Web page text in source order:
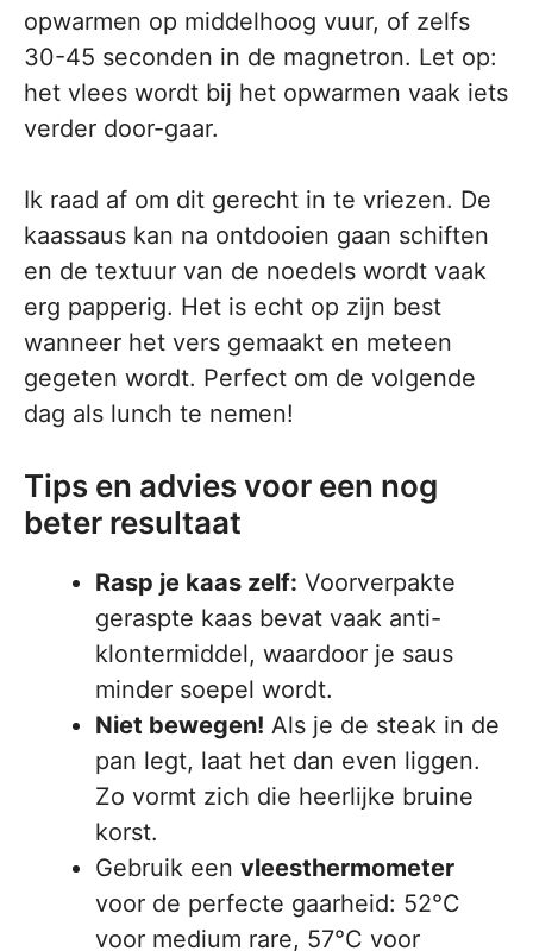
opwarmen op middelhoog vuur, of zelfs
30-45 seconden in de magnetron. Let op:
het vlees wordt bij het opwarmen vaak iets
verder door-gaar.
Ik raad af om dit gerecht in te vriezen. De
kaassaus kan na ontdooien gaan schiften
en de textuur van de noedels wordt vaak
erg papperig. Het is echt op zijn best
wanneer het vers gemaakt en meteen
gegeten wordt. Perfect om de volgende
dag als lunch te nemen!
Tips en advies voor een nog
beter resultaat
Rasp je kaas zelf: Voorverpakte
geraspte kaas bevat vaak anti-
klontermiddel, waardoor je saus
minder soepel wordt.
Niet bewegen! Als je de steak in de
pan legt, laat het dan even liggen.
Zo vormt zich die heerlijke bruine
korst.
Gebruik een vleesthermometer
voor de perfecte gaarheid: 52°C
voor medium rare, 57°C voor